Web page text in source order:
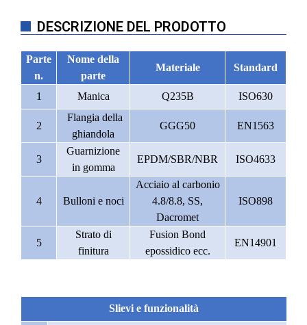
DESCRIZIONE DEL PRODOTTO
Parte
n.
Nome della
parte
Materiale Standard
1 Manica Q235B ISO630
2
Flangia della
ghiandola
GGG50 EN1563
3
Guarnizione
in gomma
EPDM/SBR/NBR ISO4633
4 Bulloni e noci
Acciaio al carbonio
4.8/8.8, SS,
Dacromet
ISO898
5
Strato di
finitura
Fusion Bond
epossidico ecc.
EN14901
Slievi e funzionalità